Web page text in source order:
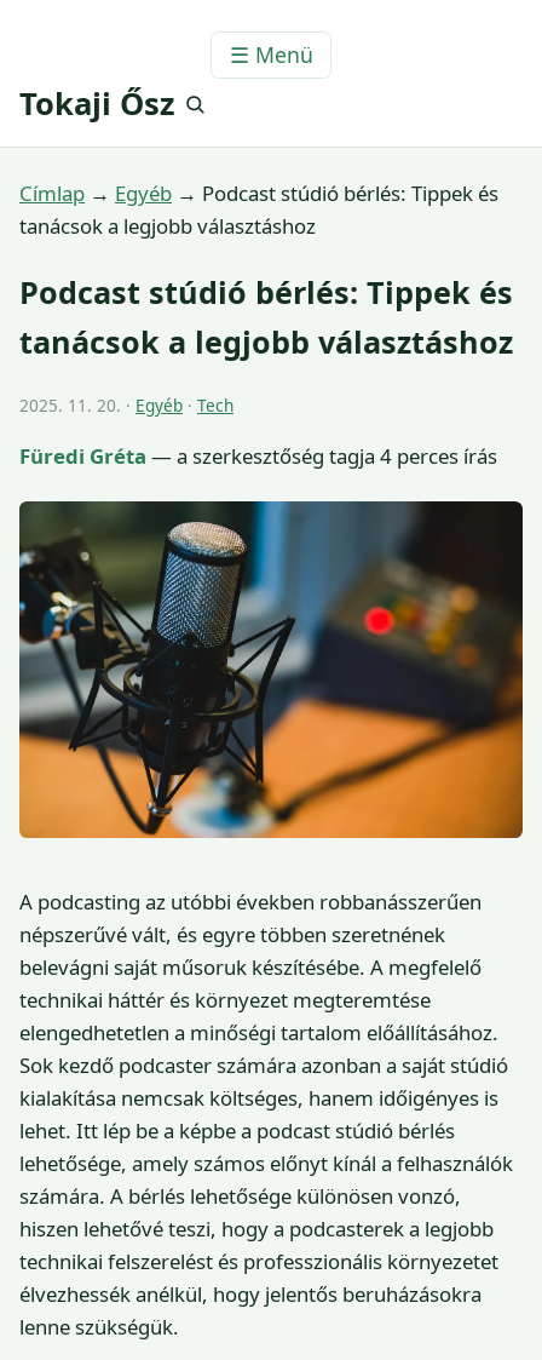
☰ Menü
Tokaji Ősz
Címlap → Egyéb → Podcast stúdió bérlés: Tippek és
tanácsok a legjobb választáshoz
Podcast stúdió bérlés: Tippek és
tanácsok a legjobb választáshoz
2025. 11. 20. · Egyéb · Tech
Füredi Gréta — a szerkesztőség tagja 4 perces írás
A podcasting az utóbbi években robbanásszerűen
népszerűvé vált, és egyre többen szeretnének
belevágni saját műsoruk készítésébe. A megfelelő
technikai háttér és környezet megteremtése
elengedhetetlen a minőségi tartalom előállításához.
Sok kezdő podcaster számára azonban a saját stúdió
kialakítása nemcsak költséges, hanem időigényes is
lehet. Itt lép be a képbe a podcast stúdió bérlés
lehetősége, amely számos előnyt kínál a felhasználók
számára. A bérlés lehetősége különösen vonzó,
hiszen lehetővé teszi, hogy a podcasterek a legjobb
technikai felszerelést és professzionális környezetet
élvezhessék anélkül, hogy jelentős beruházásokra
lenne szükségük.